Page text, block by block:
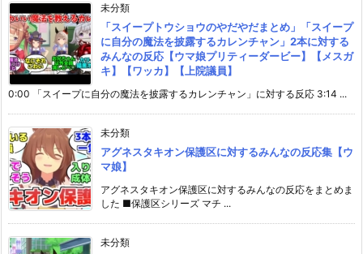
未分類
「スイープトウショウのやだやだまとめ」「スイープ
に自分の魔法を披露するカレンチャン」2本に対する
みんなの反応【ウマ娘プリティーダービー】【メスガ
キ】【ワッカ】【上院議員】
0:00 「スイープに自分の魔法を披露するカレンチャン」に対する反応 3:14 ...
未分類
アグネスタキオン保護区に対するみんなの反応集【ウ
マ娘】
アグネスタキオン保護区に対するみんなの反応をまとめま
した ■保護区シリーズ マチ ...
未分類